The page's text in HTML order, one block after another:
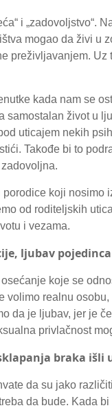
i „zadovoljstvo“.
mogao da živi u
preživljavanjem.
kada nam se
život u
uticajem nekih
Takođe bi to
koji
od roditeljskih
i vezama.
ljubav
koje se
realnu
da je ljubav, jer je
privlačnost
braka išli
da su jako
da bude. Kada